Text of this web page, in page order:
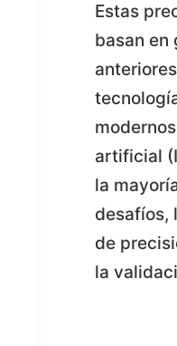
Estas
basan en
artificial
la
desafíos,
de
la